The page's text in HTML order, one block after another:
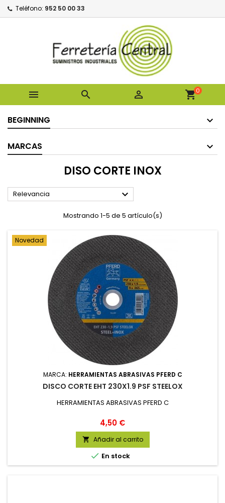
Teléfono: 952 50 00 33
   shopping_cart0
BEGINNING
MARCAS
DISO CORTE INOX
Relevancia 
Mostrando 1-5 de 5 artículo(s)
Novedad
MARCA: HERRAMIENTAS ABRASIVAS PFERD C
DISCO CORTE EHT 230X1.9 PSF STEELOX
HERRAMIENTAS ABRASIVAS PFERD C
Precio
4,50 €
 Añadir al carrito
 En stock